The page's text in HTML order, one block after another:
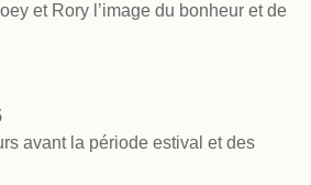
et Rory l’image du bonheur et de
avant la période estival et des